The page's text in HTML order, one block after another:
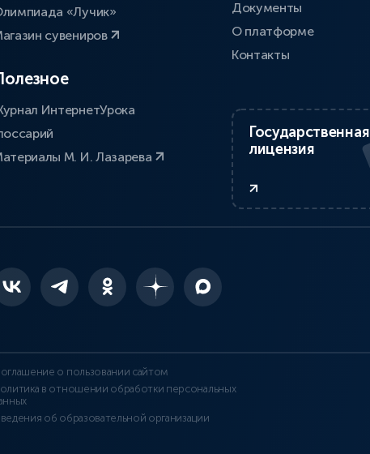
«Лучик»
сувениров
ИнтернетУрока
М. И. Лазарева
Документы
О платформе
Контакты
Государственная
лицензия
о пользовании сайтом
в отношении обработки персональных
об образовательной организации